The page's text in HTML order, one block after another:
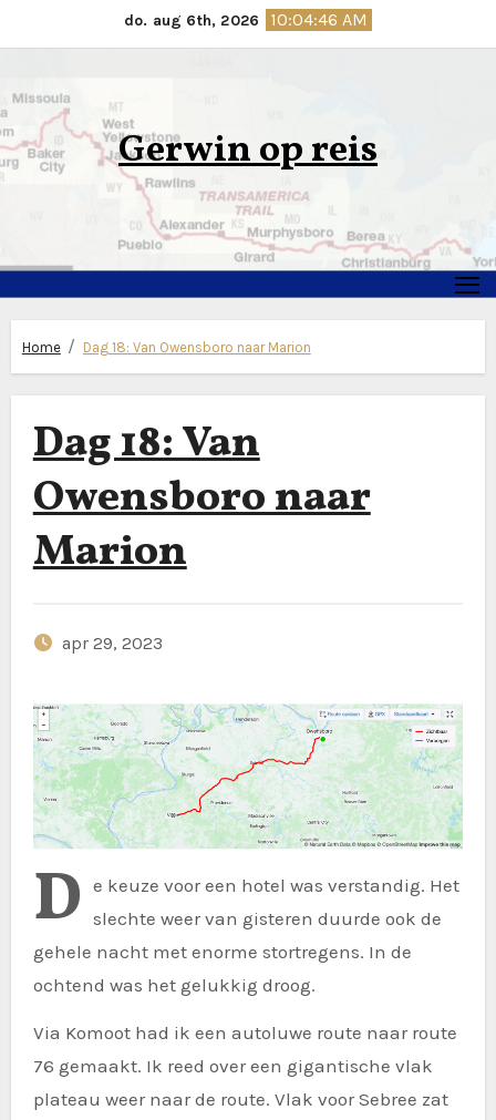
naar
inhoud
do. aug 6th, 2026 10:04:47 AM
Gerwin op reis
Home Dag 18: Van Owensboro naar Marion
Dag 18: Van
Owensboro naar
Marion
apr 29, 2023
D e keuze voor een hotel was verstandig. Het
slechte weer van gisteren duurde ook de
gehele nacht met enorme stortregens. In de
ochtend was het gelukkig droog.
Via Komoot had ik een autoluwe route naar route
76 gemaakt. Ik reed over een gigantische vlak
plateau weer naar de route. Vlak voor Sebree zat